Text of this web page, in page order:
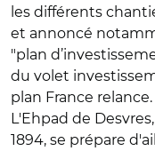
les différents
et annoncé
"plan
du volet
plan France relance.
L'Ehpad de
1894, se prépare